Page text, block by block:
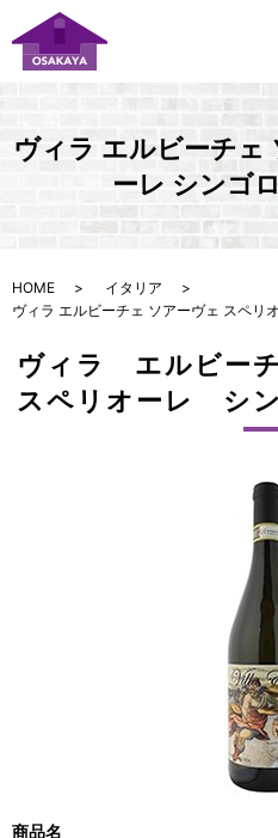
ヴィラ エルビーチェ
ーレ シンゴ
HOME
イタリア
ヴィラ エルビーチェ ソアーヴェ スペリ
ヴィラ エルビー
スペリオーレ シ
商品名